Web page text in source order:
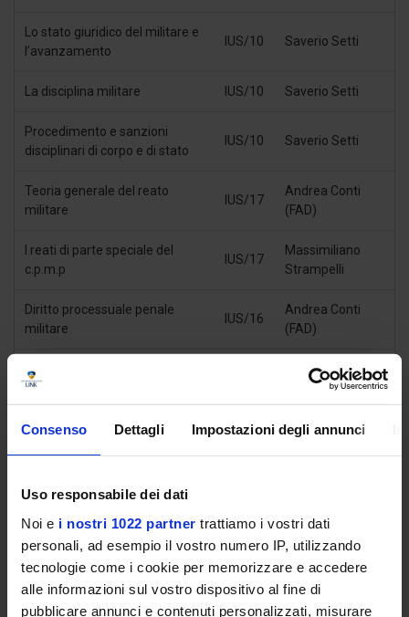
Consenso Dettagli Impostazioni degli annunci
Uso responsabile dei dati
Noi e i nostri 1022 partner trattiamo i vostri dati
personali, ad esempio il vostro numero IP, utilizzando
tecnologie come i cookie per memorizzare e accedere
alle informazioni sul vostro dispositivo al fine di
pubblicare annunci e contenuti personalizzati, misurare
Lo stato giuridico del militare e
l’avanzamento
IUS/10 Saverio Setti
La disciplina militare IUS/10 Saverio Setti
Procedimento e sanzioni
disciplinari di corpo e di stato
IUS/10 Saverio Setti
Teoria generale del reato
militare
IUS/17
Andrea Conti
(FAD)
I reati di parte speciale del
c.p.m.p
IUS/17
Massimiliano
Strampelli
Diritto processuale penale
militare
IUS/16
Andrea Conti
(FAD)
Le strategie difensive nel
processo penale militare
Massimiliano
Strampelli
Il diritto sindacale militare IUS/10
Andrea Conti
Strategie di negoziazione
sindacale
Il diritto previdenziale militare IUS/10
Andrea Conti
(FAD)/Saverio
Setti